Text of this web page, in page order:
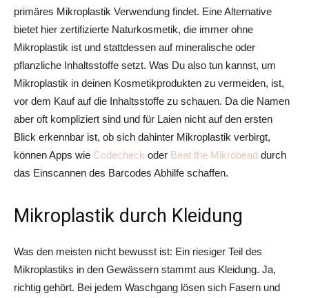
primäres Mikroplastik Verwendung findet. Eine Alternative
bietet hier zertifizierte Naturkosmetik, die immer ohne
Mikroplastik ist und stattdessen auf mineralische oder
pflanzliche Inhaltsstoffe setzt. Was Du also tun kannst, um
Mikroplastik in deinen Kosmetikprodukten zu vermeiden, ist,
vor dem Kauf auf die Inhaltsstoffe zu schauen. Da die Namen
aber oft kompliziert sind und für Laien nicht auf den ersten
Blick erkennbar ist, ob sich dahinter Mikroplastik verbirgt,
können Apps wie Codecheck oder Beat the Mikrobead durch
das Einscannen des Barcodes Abhilfe schaffen.
Mikroplastik durch Kleidung
Was den meisten nicht bewusst ist: Ein riesiger Teil des
Mikroplastiks in den Gewässern stammt aus Kleidung. Ja,
richtig gehört. Bei jedem Waschgang lösen sich Fasern und